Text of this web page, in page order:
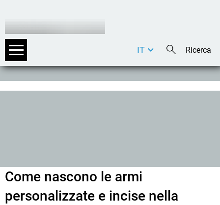
DE
IT
Come nascono le armi
personalizzate e incise nella